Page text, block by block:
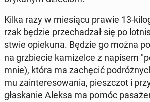
Kilka razy w mie­sią­cu prawie 13-
rzak będzie prze­cha­dzał się po
stwie opie­ku­na. Będzie go można
na grzbie­cie ka­mi­zel­ce z napisem
mnie), która ma za­chę­cić
mu za­in­te­re­so­wa­nia, piesz­czot i
gła­ska­nie Aleksa ma pomóc